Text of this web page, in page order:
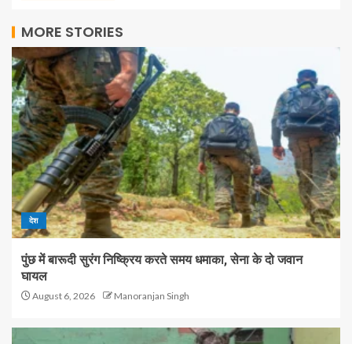
MORE STORIES
देश
पुंछ में बारूदी सुरंग निष्क्रिय करते समय धमाका, सेना के दो जवान
घायल
August 6, 2026 Manoranjan Singh